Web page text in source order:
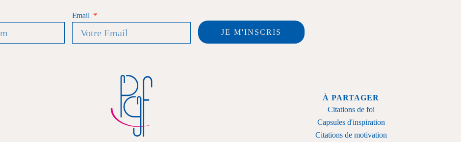
Email
JE M'INSCRIS
À PARTAGER
Citations de foi
Capsules d'inspiration
Citations de motivation